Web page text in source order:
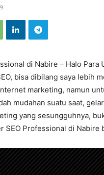
di Nabire – Halo
bisa dibilang saya lebih
marketing, namun
mudahan suatu saat,
yang sesungguhnya,
SEO Professional di